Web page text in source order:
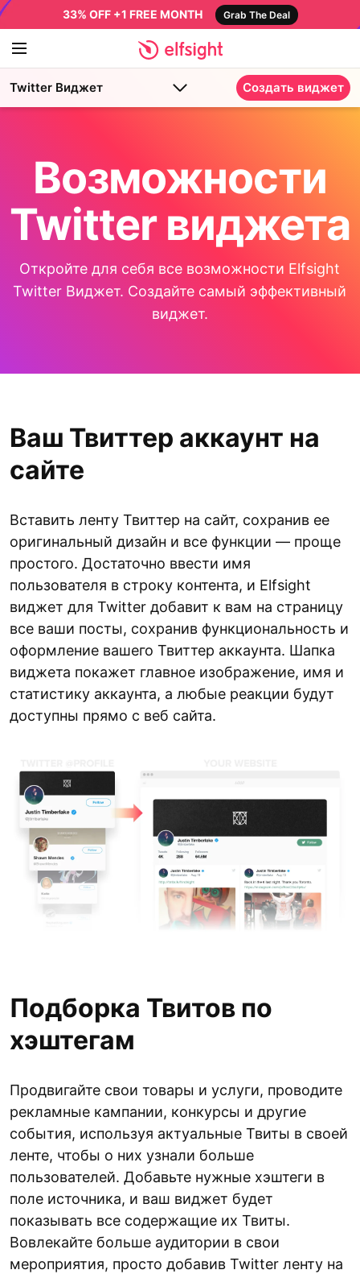
33% OFF +1 FREE MONTH Grab The Deal
Twitter Виджет Создать виджет
Возможности
Twitter виджета
Откройте для себя все возможности Elfsight
Twitter Виджет. Создайте самый эффективный
виджет.
Ваш Твиттер аккаунт на
сайте
Вставить ленту Твиттер на сайт, сохранив ее
оригинальный дизайн и все функции — проще
простого. Достаточно ввести имя
пользователя в строку контента, и Elfsight
виджет для Twitter добавит к вам на страницу
все ваши посты, сохранив функциональность и
оформление вашего Твиттер аккаунта. Шапка
виджета покажет главное изображение, имя и
статистику аккаунта, а любые реакции будут
доступны прямо с веб сайта.
Подборка Твитов по
хэштегам
Продвигайте свои товары и услуги, проводите
рекламные кампании, конкурсы и другие
события, используя актуальные Твиты в своей
ленте, чтобы о них узнали больше
пользователей. Добавьте нужные хэштеги в
поле источника, и ваш виджет будет
показывать все содержащие их Твиты.
Вовлекайте больше аудитории в свои
мероприятия, просто добавив Twitter ленту на